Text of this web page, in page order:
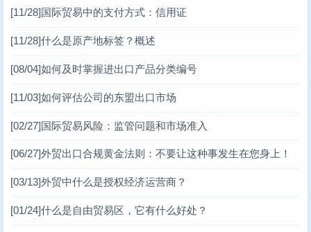
[11/28] 国际贸易中的支付方式：信用证
[11/28]什么是原产地标签？概述
[08/04]如何及时掌握进出口产品分类编号
[11/03]如何评估公司的东盟出口市场
[02/27]国际贸易风险：监管问题和市场准入
[06/27]外贸出口合规黄金法则：不要让这种事发生在您身上！
[03/13]外贸中什么是授权经济运营商？
[01/24]什么是自由贸易区，它有什么好处？